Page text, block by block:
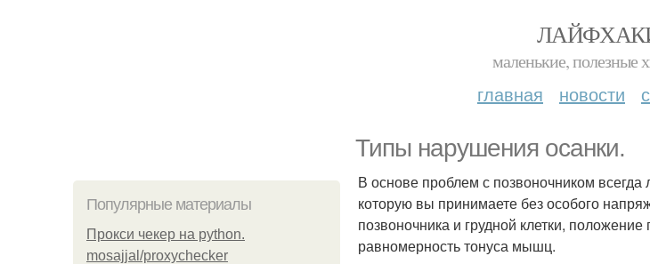
маленькие, полезные
главная новости
Типы нарушения осанки.
Популярные материалы
Прокси чекер на python.
mosajjal/proxychecker
В основе проблем с позвоночником
которую вы принимаете без особого
позвоночника и грудной клетки,
равномерность тонуса мышц.